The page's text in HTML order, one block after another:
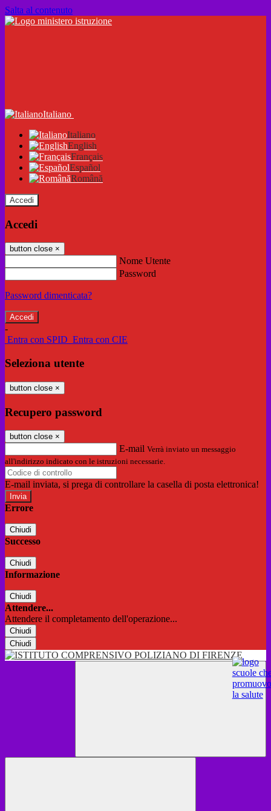
Salta al contenuto
Italiano
Italiano
English
Français
Español
Română
Accedi
Accedi
button close ×
Nome Utente
Password
Password dimenticata?
-
Entra con SPID Entra con CIE
Seleziona utente
button close ×
Recupero password
button close ×
E-mail Verrà inviato un messaggio
all'indirizzo indicato con le istruzioni necessarie.
E-mail inviata, si prega di controllare la casella di posta elettronica!
Errore
Chiudi
Successo
Chiudi
Informazione
Chiudi
Attendere...
Attendere il completamento dell'operazione...
Chiudi
Chiudi